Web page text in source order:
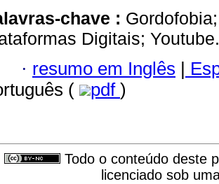
chave :
Digitais; Youtube.
· resumo em Inglês |
(
pdf )
Todo o conteúdo deste
licenciado sob